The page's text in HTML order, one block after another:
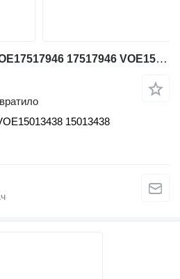
Карданско вратило VOE17517946 17517946 VOE15013438 15013438 за зглобен дампер Volvo A25-A30-A35-A40
15013438